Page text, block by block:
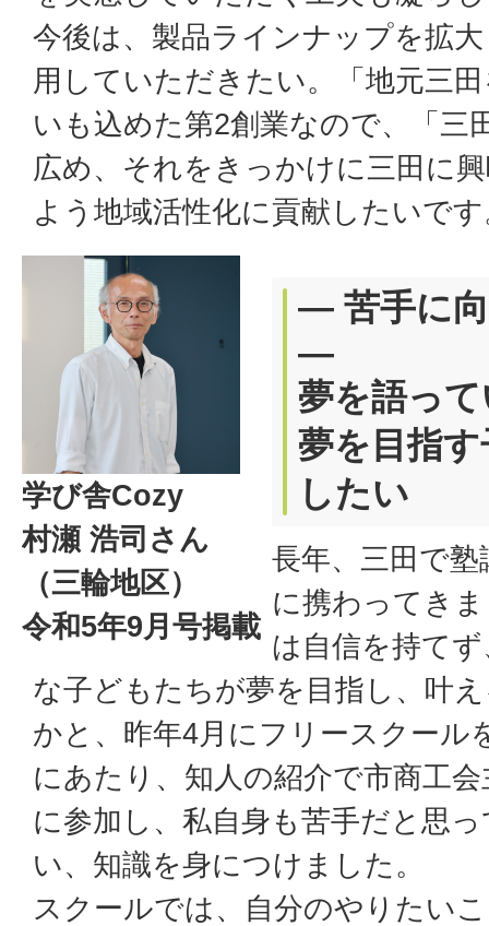
今後は、製品ラインナップを拡
用していただきたい。「地元三
いも込めた第2創業なので、「三
広め、それをきっかけに三田に
よう地域活性化に貢献したいで
学び舎Cozy
村瀬 浩司さん
（三輪地区）
令和5年9月号掲載
― 苦手に
―
夢を語っ
夢を目指
したい
長年、三田で
に携わってき
は自信を持て
な子どもたちが夢を目指し、叶
かと、昨年4月にフリースクール
にあたり、知人の紹介で市商工
に参加し、私自身も苦手だと思
い、知識を身につけました。
スクールでは、自分のやりたい